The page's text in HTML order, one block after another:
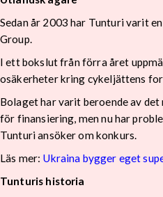
Sedan år 2003 har Tunturi varit
Group.
I ett bokslut från förra året
osäkerheter kring cykeljättens
Bolaget har varit beroende av
för finansiering, men nu har
Tunturi ansöker om konkurs.
Läs mer: Ukraina bygger eget
Tunturis historia